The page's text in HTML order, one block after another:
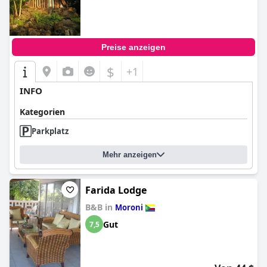
Preise anzeigen
$ +1
INFO
Kategorien
Parkplatz
Mehr anzeigen
Farida Lodge
B&B in Moroni
7,5 Gut